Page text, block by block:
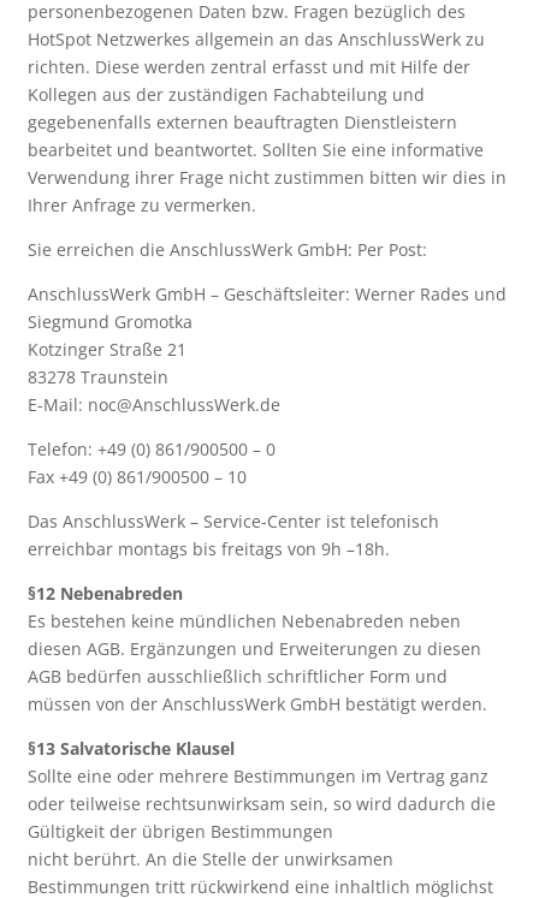
personenbezogenen Daten bzw. Fragen bezüglich des
HotSpot Netzwerkes allgemein an das AnschlussWerk zu
richten. Diese werden zentral erfasst und mit Hilfe der
Kollegen aus der zuständigen Fachabteilung und
gegebenenfalls externen beauftragten Dienstleistern
bearbeitet und beantwortet. Sollten Sie eine informative
Verwendung ihrer Frage nicht zustimmen bitten wir dies in
Ihrer Anfrage zu vermerken.
Sie erreichen die AnschlussWerk GmbH: Per Post:
AnschlussWerk GmbH – Geschäftsleiter: Werner Rades und
Siegmund Gromotka
Kotzinger Straße 21
83278 Traunstein
E-Mail: noc@AnschlussWerk.de
Telefon: +49 (0) 861/900500 – 0
Fax +49 (0) 861/900500 – 10
Das AnschlussWerk – Service-Center ist telefonisch
erreichbar montags bis freitags von 9h –18h.
§12 Nebenabreden
Es bestehen keine mündlichen Nebenabreden neben
diesen AGB. Ergänzungen und Erweiterungen zu diesen
AGB bedürfen ausschließlich schriftlicher Form und
müssen von der AnschlussWerk GmbH bestätigt werden.
§13 Salvatorische Klausel
Sollte eine oder mehrere Bestimmungen im Vertrag ganz
oder teilweise rechtsunwirksam sein, so wird dadurch die
Gültigkeit der übrigen Bestimmungen
nicht berührt. An die Stelle der unwirksamen
Bestimmungen tritt rückwirkend eine inhaltlich möglichst